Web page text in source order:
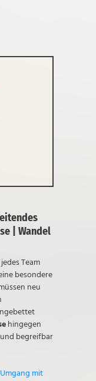
| Wandel
Team
besondere
neu
hingegen
begreifbar
Umgang mit